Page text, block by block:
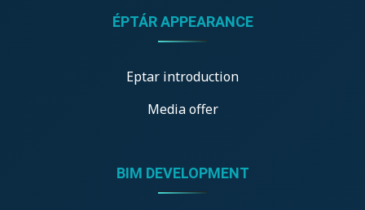
ÉPTÁR APPEARANCE
Eptar introduction
Media offer
BIM DEVELOPMENT